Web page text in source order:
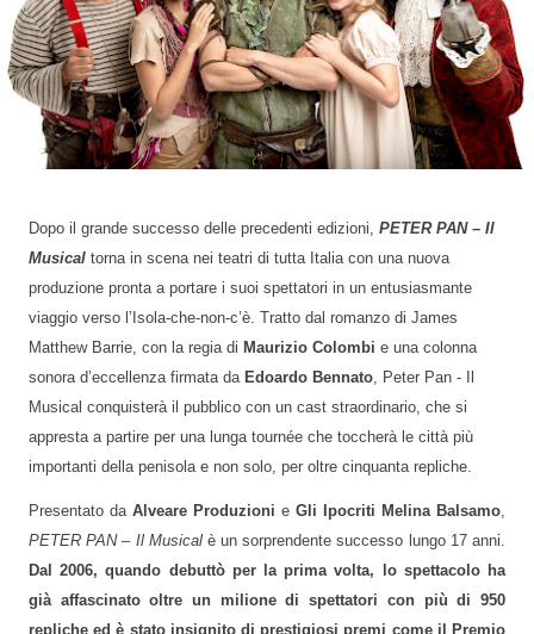
Dopo il grande successo delle precedenti edizioni, PETER PAN – Il
Musical torna in scena nei teatri di tutta Italia con una nuova
produzione pronta a portare i suoi spettatori in un entusiasmante
viaggio verso l’Isola-che-non-c’è. Tratto dal romanzo di James
Matthew Barrie, con la regia di Maurizio Colombi e una colonna
sonora d’eccellenza firmata da Edoardo Bennato , Peter Pan - Il
Musical conquisterà il pubblico con un cast straordinario, che si
appresta a partire per una lunga tournée che toccherà le città più
importanti della penisola e non solo, per oltre cinquanta repliche.
Presentato da Alveare Produzioni e Gli Ipocriti Melina Balsamo,
PETER PAN – Il Musical è un sorprendente successo lungo 17 anni.
Dal 2006, quando debuttò per la prima volta, lo spettacolo ha
già affascinato oltre un milione di spettatori con più di 950